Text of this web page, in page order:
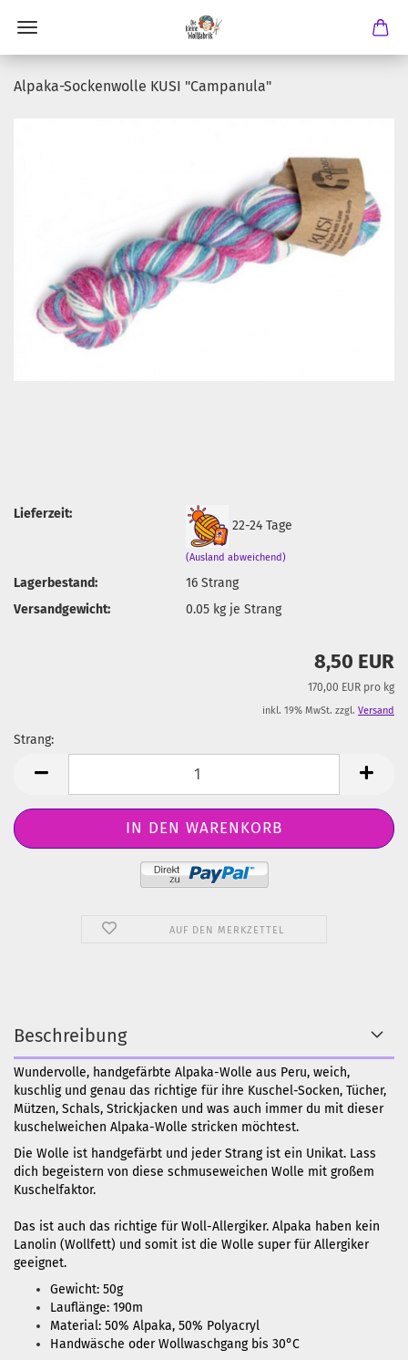
Alpaka-Sockenwolle KUSI "Campanula"
Lieferzeit:
22-24 Tage
(Ausland abweichend)
Lagerbestand: 16Strang
Versandgewicht:
0.05 kg je Strang
8,50 EUR
170,00 EUR pro kg
inkl. 19% MwSt. zzgl. Versand
Strang:
AUF DEN MERKZETTEL
Beschreibung
Wundervolle, handgefärbte Alpaka-Wolle aus Peru, weich,
kuschlig und genau das richtige für ihre Kuschel-Socken, Tücher,
Mützen, Schals, Strickjacken und was auch immer du mit dieser
kuschelweichen Alpaka-Wolle stricken möchtest.
Die Wolle ist handgefärbt und jeder Strang ist ein Unikat. Lass
dich begeistern von diese schmuseweichen Wolle mit großem
Kuschelfaktor.
Das ist auch das richtige für Woll-Allergiker. Alpaka haben kein
Lanolin (Wollfett) und somit ist die Wolle super für Allergiker
geeignet.
Gewicht: 50g
Lauflänge: 190m
Material: 50% Alpaka, 50% Polyacryl
Handwäsche oder Wollwaschgang bis 30°C